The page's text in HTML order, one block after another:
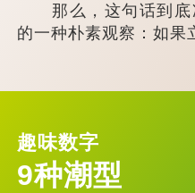
那么，这句话到底
的一种朴素观察：如果
趣味数字
9种潮型